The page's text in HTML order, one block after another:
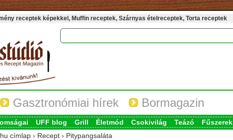
receptek képekkel, Muffin receptek, Szárnyas ételreceptek, Torta receptek
Gasztronómiai hírek Bormagazin
UFF blog Grill Életmód Csokivilág Teázó Fűszerek
címlap › Recept › Pitypangsaláta